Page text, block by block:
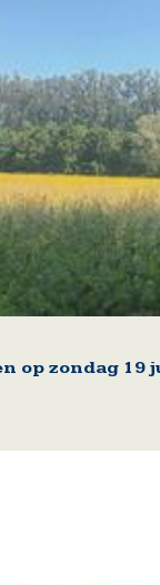
op zondag 19